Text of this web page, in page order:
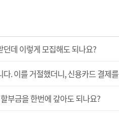
데 이렇게 모집해도 되나요?
. 이를 거절했더니, 신용카드 결제
부금을 한번에 갚아도 되나요?